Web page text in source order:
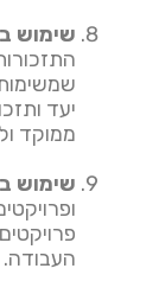
שימוש
יעד
ממוקד
שימוש
העבודה.